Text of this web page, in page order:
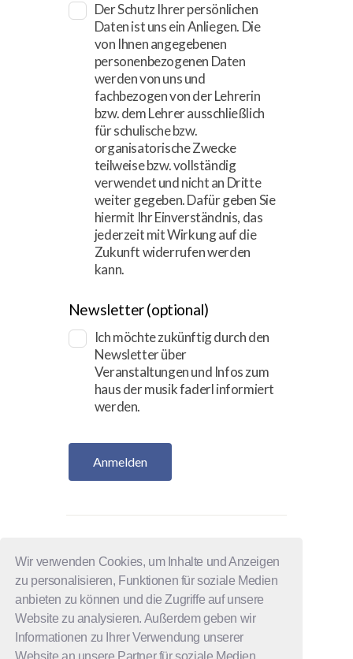
Wir verwenden Cookies, um Inhalte und Anzeigen
zu personalisieren, Funktionen für soziale Medien
anbieten zu können und die Zugriffe auf unsere
Website zu analysieren. Außerdem geben wir
Informationen zu Ihrer Verwendung unserer
Website an unsere Partner für soziale Medien,
Der Schutz Ihrer persönlichen
Daten ist uns ein Anliegen. Die
von Ihnen angegebenen
personenbezogenen Daten
werden von uns und
fachbezogen von der Lehrerin
bzw. dem Lehrer ausschließlich
für schulische bzw.
organisatorische Zwecke
teilweise bzw. vollständig
verwendet und nicht an Dritte
weiter gegeben. Dafür geben Sie
hiermit Ihr Einverständnis, das
jederzeit mit Wirkung auf die
Zukunft widerrufen werden
kann.
Newsletter(optional)
Ich möchte zukünftig durch den
Newsletter über
Veranstaltungen und Infos zum
haus der musik faderl informiert
werden.
Anmelden
CAJON
MANFRED BANGLMAYR
MUSIKSCHULE RHYTHMUS
SCHNUPPERWORKSHOP